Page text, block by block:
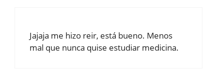
Jajaja me hizo reir, está bueno. Menos
mal que nunca quise estudiar medicina.